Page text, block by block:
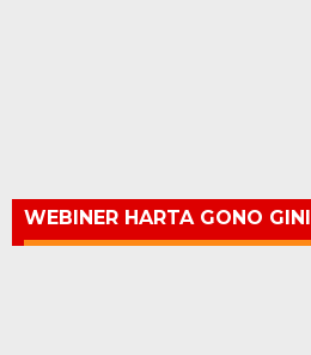
WEBINER HARTA GONO GINI